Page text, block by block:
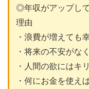
◎年収がアップし
理由
・浪費が増えても
・将来の不安がな
・人間の欲にはキ
・何にお金を使え